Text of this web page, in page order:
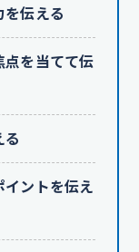
伝える
点を当てて伝
る
ントを伝え